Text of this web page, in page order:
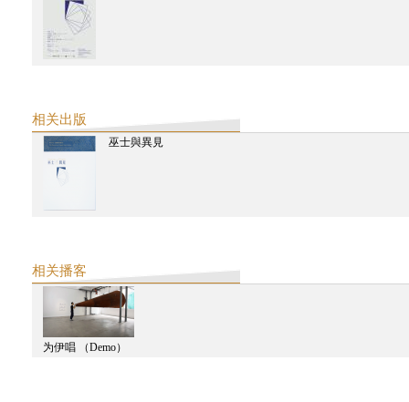
印度古典声乐教学工作坊（上）
利亚兹空间 | 丝路之乐： 雅集园林中的印度与中国声音艺术-印度（中
利亚兹空间 | 丝路之乐： 雅集园林中的印度与中国声音艺术-吴欣霏
相关出版
巫士與異見
相关播客
为伊唱 （Demo）